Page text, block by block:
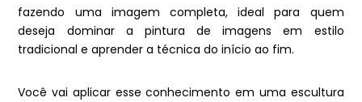
fazendo uma imagem completa, ideal para quem
deseja dominar a pintura de imagens em estilo
tradicional e aprender a técnica do início ao fim.
Você vai aplicar esse conhecimento em uma escultura